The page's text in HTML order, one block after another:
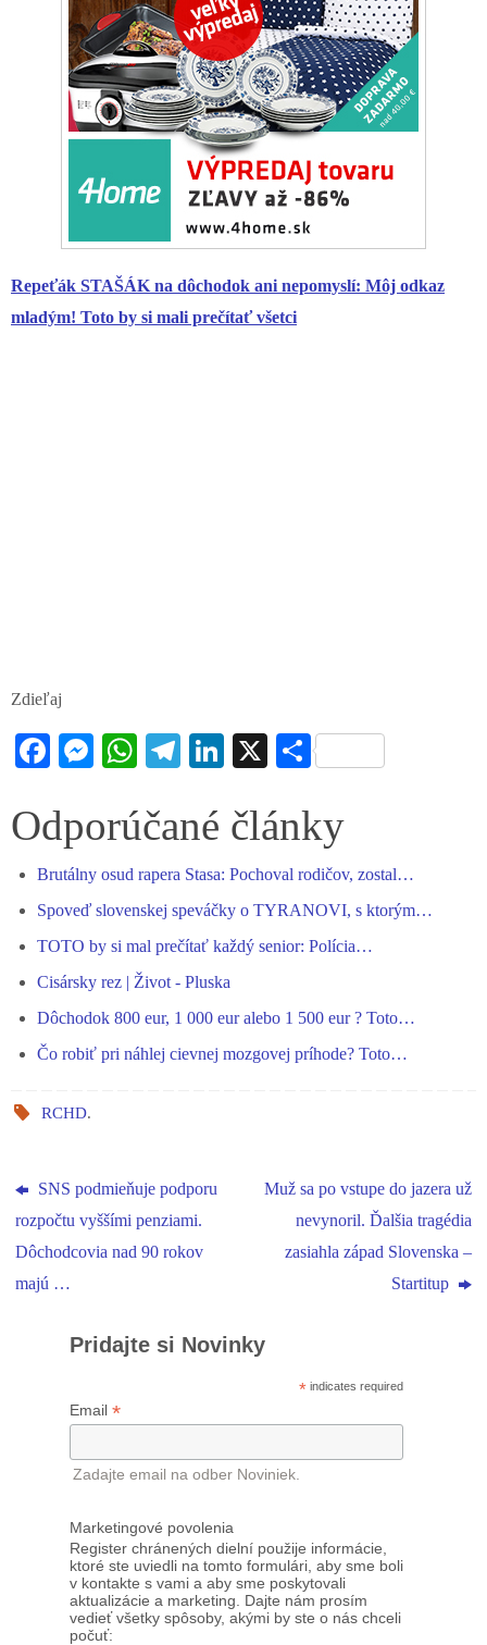
Repeťák STAŠÁK na dôchodok ani nepomyslí: Môj odkaz
mladým! Toto by si mali prečítať všetci
Zdieľaj
Fa
bo
ok
M
se
er
W
ts
pp
Te
gr
m
Li
ed
X S
re
Odporúčané články
Brutálny osud rapera Stasa: Pochoval rodičov, zostal…
Spoveď slovenskej speváčky o TYRANOVI, s ktorým…
TOTO by si mal prečítať každý senior: Polícia…
Cisársky rez | Život - Pluska
Dôchodok 800 eur, 1 000 eur alebo 1 500 eur ? Toto…
Čo robiť pri náhlej cievnej mozgovej príhode? Toto…
RCHD.
SNS podmieňuje podporu
rozpočtu vyššími penziami.
Dôchodcovia nad 90 rokov
majú …
Muž sa po vstupe do jazera už
nevynoril. Ďalšia tragédia
zasiahla západ Slovenska –
Startitup
Pridajte si Novinky
* indicates required
Email *
Zadajte email na odber Noviniek.
Marketingové povolenia
Register chránených dielní použije informácie,
ktoré ste uviedli na tomto formulári, aby sme boli
v kontakte s vami a aby sme poskytovali
aktualizácie a marketing. Dajte nám prosím
vedieť všetky spôsoby, akými by ste o nás chceli
počuť: